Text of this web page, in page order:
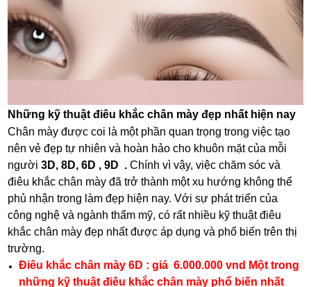
Những kỹ thuật điêu khắc chân mày đẹp nhất hiện nay
Chân mày được coi là một phần quan trọng trong việc tạo
nên vẻ đẹp tự nhiên và hoàn hảo cho khuôn mặt của mỗi
người 3D, 8D, 6D , 9D . Chính vì vậy, việc chăm sóc và
điêu khắc chân mày đã trở thành một xu hướng không thể
phủ nhận trong làm đẹp hiện nay. Với sự phát triển của
công nghệ và ngành thẩm mỹ, có rất nhiều kỹ thuật điêu
khắc chân mày đẹp nhất được áp dụng và phổ biến trên thị
trường.
Điêu khắc chân mày 6D : giá 6.000.000 vnd Một trong
những kỹ thuật điêu khắc chân mày phổ biến nhất